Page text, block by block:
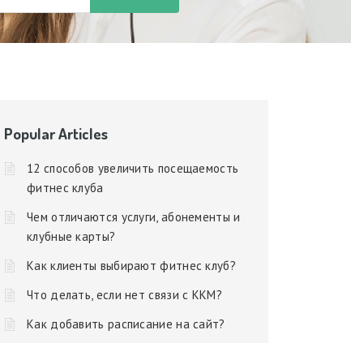
Popular Articles
12 способов увеличить посещаемость
фитнес клуба
Чем отличаются услуги, абонементы и
клубные карты?
Как клиенты выбирают фитнес клуб?
Что делать, если нет связи с ККМ?
Как добавить расписание на сайт?